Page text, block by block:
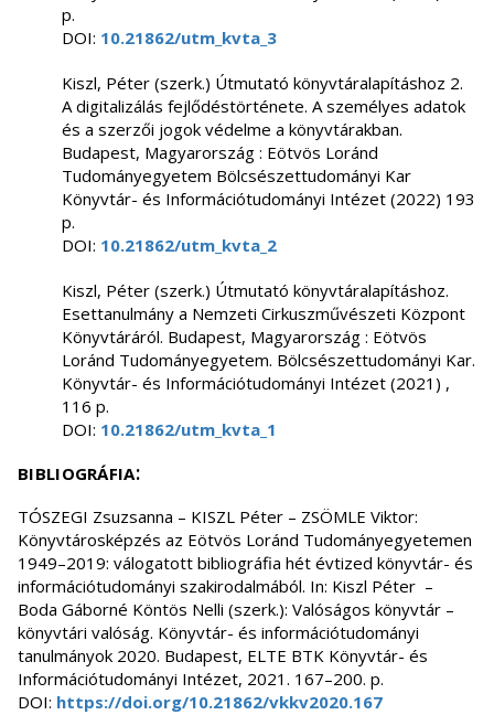
p.
DOI: 10.21862/utm_kvta_3
Kiszl, Péter (szerk.) Útmutató könyvtáralapításhoz 2.
A digitalizálás fejlődéstörténete. A személyes adatok
és a szerzői jogok védelme a könyvtárakban.
Budapest, Magyarország : Eötvös Loránd
Tudományegyetem Bölcsészettudományi Kar
Könyvtár- és Információtudományi Intézet (2022) 193
p.
DOI: 10.21862/utm_kvta_2
Kiszl, Péter (szerk.) Útmutató könyvtáralapításhoz.
Esettanulmány a Nemzeti Cirkuszművészeti Központ
Könyvtáráról. Budapest, Magyarország : Eötvös
Loránd Tudományegyetem. Bölcsészettudományi Kar.
Könyvtár- és Információtudományi Intézet (2021) ,
116 p.
DOI: 10.21862/utm_kvta_1
BIBLIOGRÁFIA:
TÓSZEGI Zsuzsanna – KISZL Péter – ZSÖMLE Viktor:
Könyvtárosképzés az Eötvös Loránd Tudományegyetemen
1949–2019: válogatott bibliográfia hét évtized könyvtár- és
információtudományi szakirodalmából. In: Kiszl Péter –
Boda Gáborné Köntös Nelli (szerk.): Valóságos könyvtár –
könyvtári valóság. Könyvtár- és információtudományi
tanulmányok 2020. Budapest, ELTE BTK Könyvtár- és
Információtudományi Intézet, 2021. 167–200. p.
DOI: https://doi.org/10.21862/vkkv2020.167